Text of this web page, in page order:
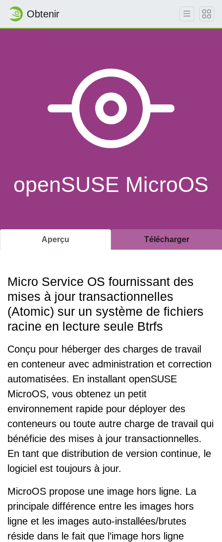
Obtenir
openSUSE MicroOS
Aperçu Télécharger
Micro Service OS fournissant des
mises à jour transactionnelles
(Atomic) sur un système de fichiers
racine en lecture seule Btrfs
Conçu pour héberger des charges de travail
en conteneur avec administration et correction
automatisées. En installant openSUSE
MicroOS, vous obtenez un petit
environnement rapide pour déployer des
conteneurs ou toute autre charge de travail qui
bénéficie des mises à jour transactionnelles.
En tant que distribution de version continue, le
logiciel est toujours à jour.
MicroOS propose une image hors ligne. La
principale différence entre les images hors
ligne et les images auto-installées/brutes
réside dans le fait que l’image hors ligne